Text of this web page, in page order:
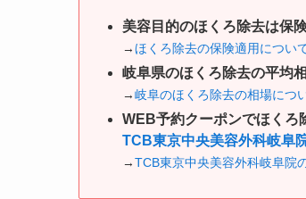
美容目的のほくろ除去は保
→ほくろ除去の保険適用につい
岐阜県のほくろ除去の平均
→岐阜のほくろ除去の相場につ
WEB予約クーポンでほくろ
TCB東京中央美容外科岐阜
→TCB東京中央美容外科岐阜院